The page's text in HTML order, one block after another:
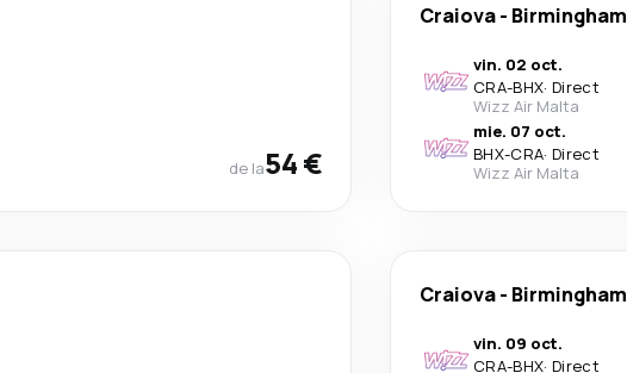
de la54 €
Craiova- Birmingham
vin. 02 oct.
CRA-BHX· Direct
Wizz Air Malta
mie. 07 oct.
BHX-CRA· Direct
Wizz Air Malta
Craiova- Birmingham
vin. 09 oct.
CRA-BHX· Direct